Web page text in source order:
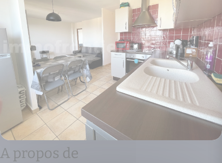
A propos de